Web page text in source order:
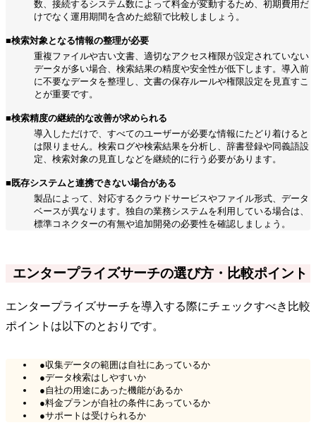
数、接続するシステム数によって料金が変動するため、初期費用だ
けでなく運用期間を含めた総額で比較しましょう。
■検索対象となる情報の整理が必要
重複ファイルや古い文書、適切なアクセス権限が設定されていない
データが多い場合、検索結果の精度や安全性が低下します。導入前
に不要なデータを整理し、文書の保存ルールや権限設定を見直すこ
とが重要です。
■検索精度の継続的な改善が求められる
導入しただけで、すべてのユーザーが必要な情報にたどり着けると
は限りません。検索ログや検索結果を分析し、辞書登録や同義語設
定、検索対象の見直しなどを継続的に行う必要があります。
■既存システムと連携できない場合がある
製品によって、対応するクラウドサービスやファイル形式、データ
ベースが異なります。独自の業務システムを利用している場合は、
標準コネクターの有無や追加開発の必要性を確認しましょう。
エンタープライズサーチの選び方・比較ポイント
エンタープライズサーチを導入する際にチェックすべき比較
ポイントは以下のとおりです。
●収集データの範囲は自社にあっているか
●データ検索はしやすいか
●自社の用途にあった機能があるか
●料金プランが自社の条件にあっているか
●サポートは受けられるか